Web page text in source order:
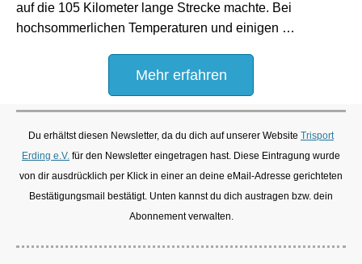
auf die 105 Kilometer lange Strecke machte. Bei
hochsommerlichen Temperaturen und einigen …
Mehr erfahren
Du erhältst diesen Newsletter, da du dich auf unserer Website Trisport
Erding e.V. für den Newsletter eingetragen hast. Diese Eintragung wurde
von dir ausdrücklich per Klick in einer an deine eMail-Adresse gerichteten
Bestätigungsmail bestätigt. Unten kannst du dich austragen bzw. dein
Abonnement verwalten.